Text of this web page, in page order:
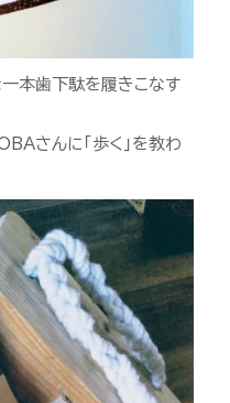
本歯下駄を履きこなす
さんに｢歩く｣を教わ